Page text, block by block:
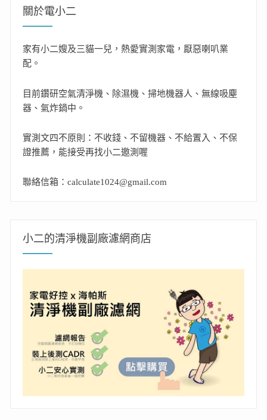
關於電小二
家有小二嫂及三貓一兒，熱愛實測家電，厭惡喇叭業
配。
目前鑽研空氣清淨機、除濕機、掃地機器人、無線吸塵
器、氣炸鍋中。
實測文四不原則：不收錢、不留機器、不給置入、不保
證推薦，能接受再找小二邀測喔
聯絡信箱：calculate1024@gmail.com
小二的清淨機副廠濾網商店